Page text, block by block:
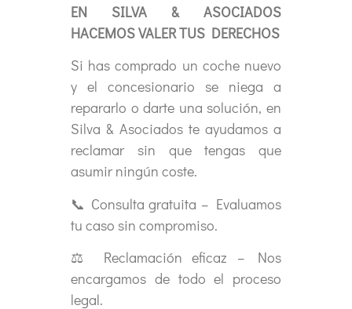
EN SILVA & ASOCIADOS
HACEMOS VALER TUS DERECHOS
Si has comprado un coche nuevo
y el concesionario se niega a
repararlo o darte una solución, en
Silva & Asociados te ayudamos a
reclamar sin que tengas que
asumir ningún coste.
📞 Consulta gratuita – Evaluamos
tu caso sin compromiso.
⚖ Reclamación eficaz – Nos
encargamos de todo el proceso
legal.